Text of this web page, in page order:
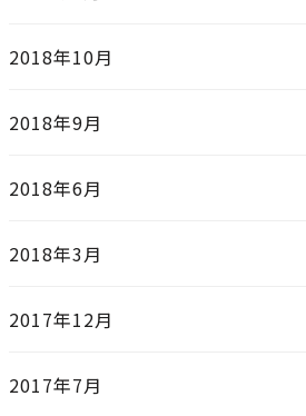
2018年10月
2018年9月
2018年6月
2018年3月
2017年12月
2017年7月